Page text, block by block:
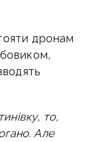
дронам
то,
Але